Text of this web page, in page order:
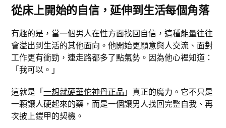
從床上開始的自信，延伸到生活每個角落
有趣的是，當一個男人在性方面找回自信，這種能量往往
會溢出到生活的其他面向。他開始更願意與人交流、面對
工作更有衝勁，連走路都多了點氣勢。因為他心裡知道：
「我可以。」
這就是「一想就硬華佗神丹正品 」真正的魔力。它不只是
一顆讓人硬起來的藥，而是一個讓男人找回完整自我、再
次披上鎧甲的契機。